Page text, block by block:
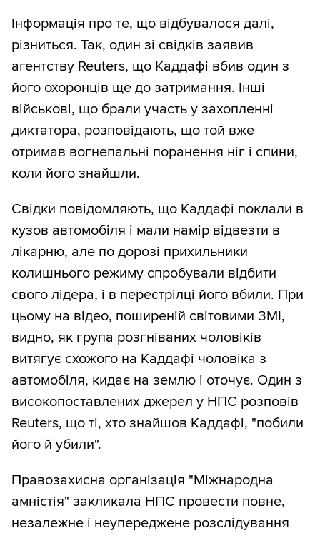
Інформація про те, що відбувалося далі,
різниться. Так, один зі свідків заявив
агентству Reuters, що Каддафі вбив один з
його охоронців ще до затримання. Інші
військові, що брали участь у захопленні
диктатора, розповідають, що той вже
отримав вогнепальні поранення ніг і спини,
коли його знайшли.
Свідки повідомляють, що Каддафі поклали в
кузов автомобіля і мали намір відвезти в
лікарню, але по дорозі прихильники
колишнього режиму спробували відбити
свого лідера, і в перестрілці його вбили. При
цьому на відео, поширеній світовими ЗМІ,
видно, як група розгніваних чоловіків
витягує схожого на Каддафі чоловіка з
автомобіля, кидає на землю і оточує. Один з
високопоставлених джерел у НПС розповів
Reuters, що ті, хто знайшов Каддафі, "побили
його й убили".
Правозахисна організація "Міжнародна
амністія" закликала НПС провести повне,
незалежне і неупереджене розслідування